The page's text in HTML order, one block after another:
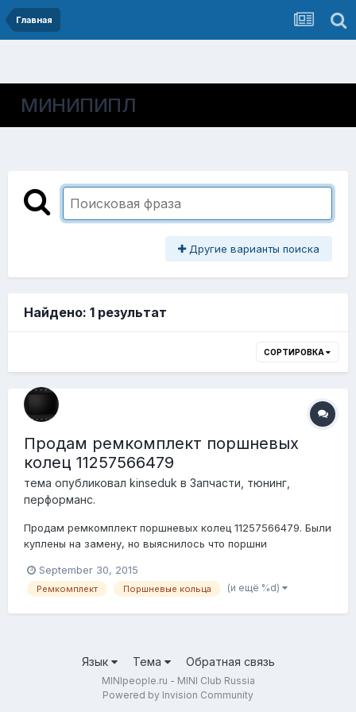
Главная
МИНИПИПЛ
Другие варианты поиска
Найдено: 1 результат
СОРТИРОВКА
Продам ремкомплект поршневых
колец 11257566479
тема опубликовал kinseduk в Запчасти, тюнинг,
перформанс.
Продам ремкомплект поршневых колец 11257566479. Были
куплены на замену, но выяснилось что поршни
кольцами. Стоимость 10000 рублей. Собственно САБЖ:
September 30, 2015
Ремкомплект Поршневые кольца (и ещё %d)
Язык Тема Обратная связь
MINIpeople.ru - MINI Club Russia
Powered by Invision Community